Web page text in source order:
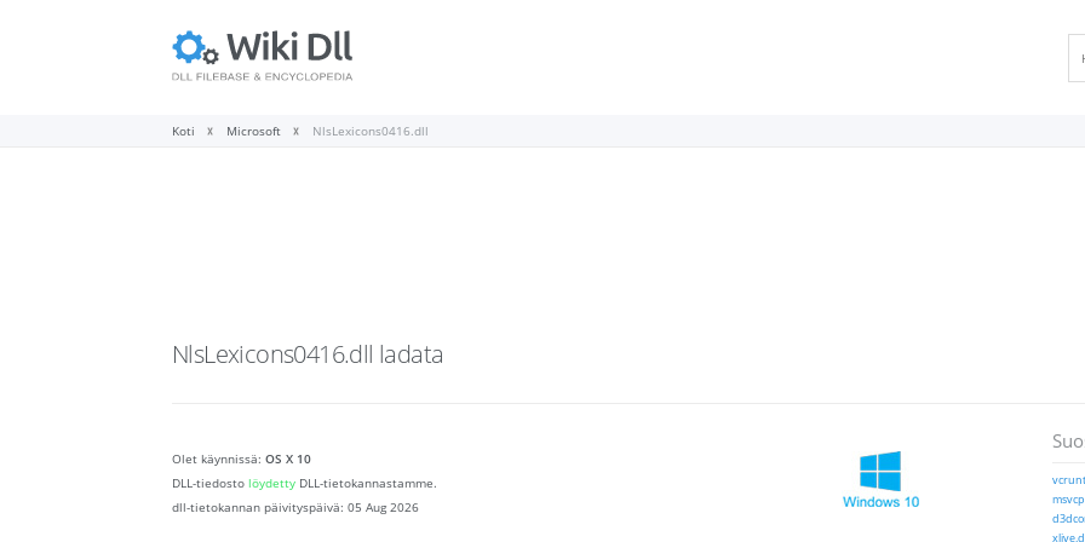
Koti Microsoft NlsLexicons0416.dll
NlsLexicons0416.dll ladata
Olet käynnissä: OS X 10
DLL-tiedosto löydetty DLL-tietokannastamme.
dll-tietokannan päivityspäivä: 05 Aug 2026